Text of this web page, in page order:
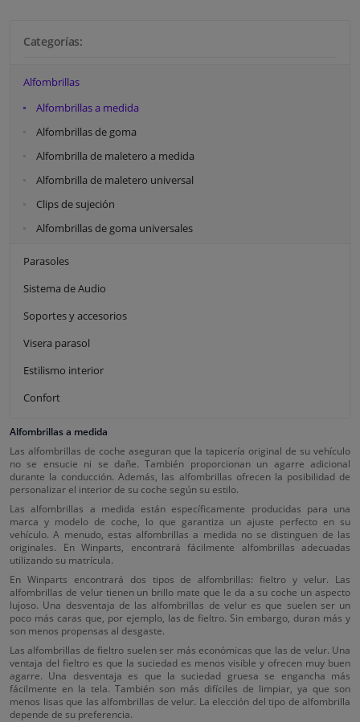
Categorías:
Alfombrillas
Alfombrillas a medida
Alfombrillas de goma
Alfombrilla de maletero a medida
Alfombrilla de maletero universal
Clips de sujeción
Alfombrillas de goma universales
Parasoles
Sistema de Audio
Soportes y accesorios
Visera parasol
Estilismo interior
Confort
Alfombrillas a medida
Las alfombrillas de coche aseguran que la tapicería original de su vehículo
no se ensucie ni se dañe. También proporcionan un agarre adicional
durante la conducción. Además, las alfombrillas ofrecen la posibilidad de
personalizar el interior de su coche según su estilo.
Las alfombrillas a medida están específicamente producidas para una
marca y modelo de coche, lo que garantiza un ajuste perfecto en su
vehículo. A menudo, estas alfombrillas a medida no se distinguen de las
originales. En Winparts, encontrará fácilmente alfombrillas adecuadas
utilizando su matrícula.
En Winparts encontrará dos tipos de alfombrillas: fieltro y velur. Las
alfombrillas de velur tienen un brillo mate que le da a su coche un aspecto
lujoso. Una desventaja de las alfombrillas de velur es que suelen ser un
poco más caras que, por ejemplo, las de fieltro. Sin embargo, duran más y
son menos propensas al desgaste.
Las alfombrillas de fieltro suelen ser más económicas que las de velur. Una
ventaja del fieltro es que la suciedad es menos visible y ofrecen muy buen
agarre. Una desventaja es que la suciedad gruesa se engancha más
fácilmente en la tela. También son más difíciles de limpiar, ya que son
menos lisas que las alfombrillas de velur. La elección del tipo de alfombrilla
depende de su preferencia.